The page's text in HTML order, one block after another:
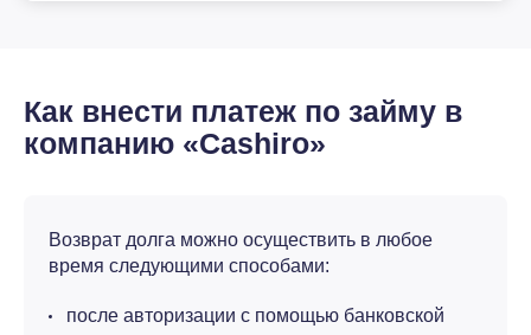
Как внести платеж по займу в
компанию «Cashiro»
Возврат долга можно осуществить в любое
время следующими способами:
после авторизации с помощью банковской